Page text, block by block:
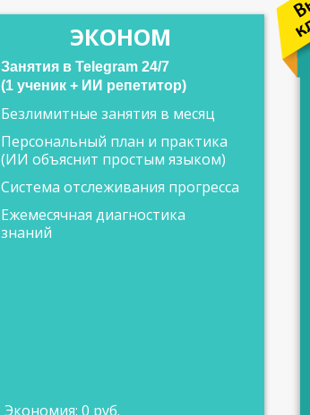
ЭКОНОМ
Занятия в Telegram 24/7
(1 ученик + ИИ репетитор)
Безлимитные занятия в месяц
Персональный план и практика
(ИИ объяснит простым языком)
Система отслеживания прогресса
Ежемесячная диагностика
знаний
Экономия: 0 руб.